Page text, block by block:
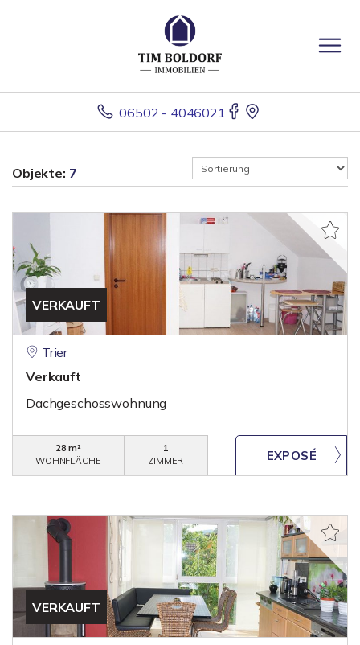
06502 - 4046021
Objekte: 7
VERKAUFT
Trier
Verkauft
Dachgeschosswohnung
28 m²
WOHNFLÄCHE
1
ZIMMER
VERKAUFT